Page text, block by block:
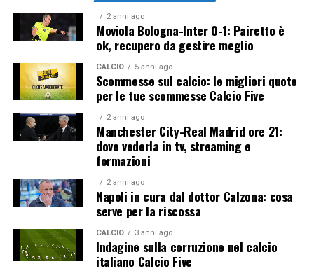
2 anni ago
Moviola Bologna-Inter 0-1: Pairetto è
ok, recupero da gestire meglio
CALCIO 5 anni ago
Scommesse sul calcio: le migliori quote
per le tue scommesse Calcio Five
2 anni ago
Manchester City-Real Madrid ore 21:
dove vederla in tv, streaming e
formazioni
2 anni ago
Napoli in cura dal dottor Calzona: cosa
serve per la riscossa
CALCIO 3 anni ago
Indagine sulla corruzione nel calcio
italiano Calcio Five